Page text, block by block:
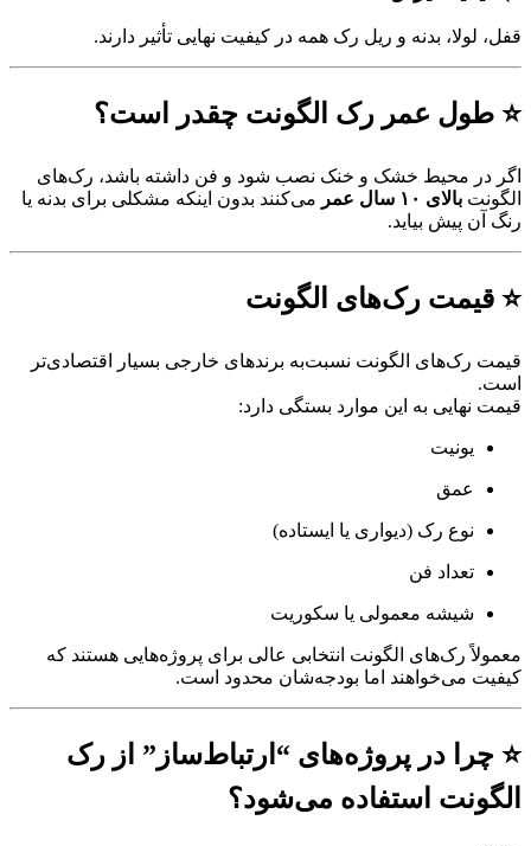
بدنه و ریل رک همه در کیفیت نهایی تأثیر دارند.
عمر رک الگونت چقدر است؟
محیط خشک و خنک نصب شود و فن داشته باشد، رک‌های
بالای ۱۰ سال عمر
می‌کنند بدون اینکه مشکلی برای بدنه یا
پیش بیاید.
رک‌های الگونت
الگونت نسبت‌به برندهای خارجی بسیار اقتصادی‌تر
به این موارد بستگی دارد:
یونیت
عمق
نوع رک (دیواری یا ایستاده)
تعداد فن
شیشه معمولی یا سکوریت
رک‌های الگونت انتخابی عالی برای پروژه‌هایی هستند که
می‌خواهند اما بودجه‌شان محدود است.
در پروژه‌های “ارتباط‌ساز” از رک
استفاده می‌شود؟